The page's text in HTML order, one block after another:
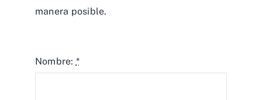
manera posible.
Nombre: *